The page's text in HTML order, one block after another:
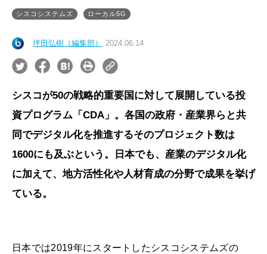
シスコシステムズ ローカル5G
坪田弘樹（編集部） 2024.06.14
シスコが50の戦略的重要国に対して展開している投
資プログラム「CDA」。各国の政府・産業界らと共
同でデジタル化を推進するそのプロジェクト数は
1600にも及ぶという。日本でも、産業のデジタル化
に加えて、地方活性化や人材育成の分野で成果を挙げ
ている。
日本では2019年にスタートしたシスコシステムズの